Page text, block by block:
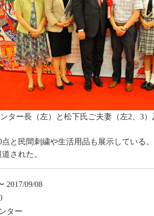
ター長（左）と松下氏ご夫妻（左2、3
と民間刺繍や生活用品も展示している
された。
2017/09/08
ター